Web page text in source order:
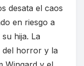
desata el caos
en riesgo a
hija. La
del horror y la